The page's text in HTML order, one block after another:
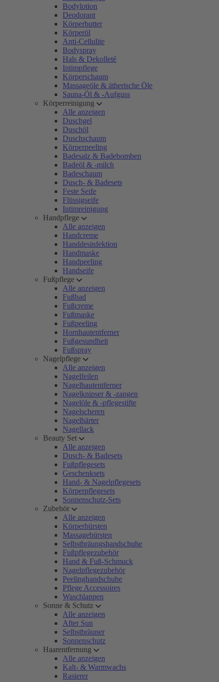
Bodylotion
Deodorant
Körperbutter
Körperöl
Anti-Cellulite
Bodyspray
Hals & Dekolleté
Intimpflege
Körperschaum
Massageöle & ätherische Öle
Sauna-Öl & -Aufguss
Körperreinigung
Alle anzeigen
Duschgel
Duschöl
Duschschaum
Körperpeeling
Badesalz & Badebomben
Badeöl & -milch
Badeschaum
Dusch- & Badesets
Feste Seife
Flüssigseife
Intimreinigung
Handpflege
Alle anzeigen
Handcreme
Handdesinfektion
Handmaske
Handpeeling
Handseife
Fußpflege
Alle anzeigen
Fußbad
Fußcreme
Fußmaske
Fußpeeling
Hornhautentferner
Fußgesundheit
Fußspray
Nagelpflege
Alle anzeigen
Nagelfeilen
Nagelhautentferner
Nagelknipser & -zangen
Nagelöle & -pflegestifte
Nagelscheren
Nagelhärter
Nagellack
Beauty Set
Alle anzeigen
Dusch- & Badesets
Fußpflegesets
Geschenksets
Hand- & Nagelpflegesets
Körperpflegesets
Sonnenschutz-Sets
Zubehör
Alle anzeigen
Körperbürsten
Massagebürsten
Selbstbräungshandschuhe
Fußpflegezubehör
Hand & Fuß-Schmuck
Nagelpflegezubehör
Peelinghandschuhe
Pflege Accessoires
Waschlappen
Sonne & Schutz
Alle anzeigen
After Sun
Selbstbräuner
Sonnenschutz
Haarentfernung
Alle anzeigen
Kalt- & Warmwachs
Rasierer